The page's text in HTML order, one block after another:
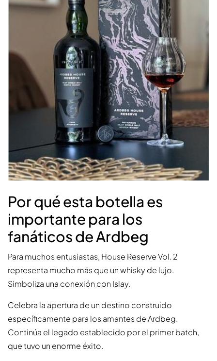
Por qué esta botella es
importante para los
fanáticos de Ardbeg
Para muchos entusiastas, House Reserve Vol. 2
representa mucho más que un whisky de lujo.
Simboliza una conexión con Islay.
Celebra la apertura de un destino construido
específicamente para los amantes de Ardbeg.
Continúa el legado establecido por el primer batch,
que tuvo un enorme éxito.